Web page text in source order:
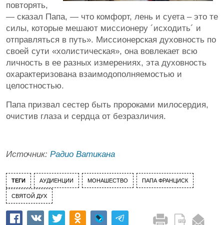
повторять,
— сказал Папа, — что комфорт, лень и суета – это те
силы, которые мешают миссионеру ´исходить´ и
отправляться в путь». Миссионерская духовность по
своей сути «холистическая», она вовлекает всю
личность в ее разных измерениях, эта духовность
охарактеризована взаимодополняемостью и
целостностью.
Папа призвал сестер быть пророками милосердия,
очистив глаза и сердца от безразличия.
Источник: Радио Ватикана
ТЕГИ АУДИЕНЦИИ МОНАШЕСТВО ПАПА ФРАНЦИСК
СВЯТОЙ ДУХ